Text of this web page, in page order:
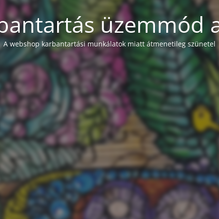
üzemmód
A webshop karbantartási munkálatok miatt átmenetileg szünetel